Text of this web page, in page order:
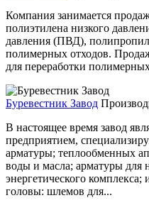
Компания занимается
полиэтилена низкого
давления (ПВД),
полимерных отходов.
для переработки
Буревестник Завод
В настоящее время завод
предприятием,
арматуры; теплообменных
воды и масла; арматуры для
энергетического
головы: шлемов для...